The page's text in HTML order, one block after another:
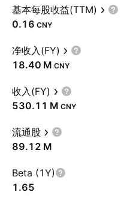
基本每股收益(TTM)
0.16 CNY
净收入(FY)
‪18.40 M‬ CNY
收入(FY)
‪530.11 M‬ CNY
流通股
‪89.12 M‬
Beta (1Y)
1.65